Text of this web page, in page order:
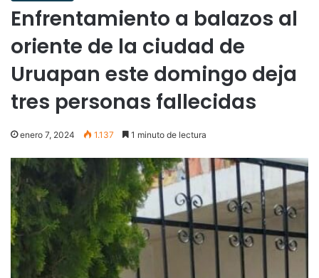
Enfrentamiento a balazos al
oriente de la ciudad de
Uruapan este domingo deja
tres personas fallecidas
enero 7, 2024 1.137 1 minuto de lectura